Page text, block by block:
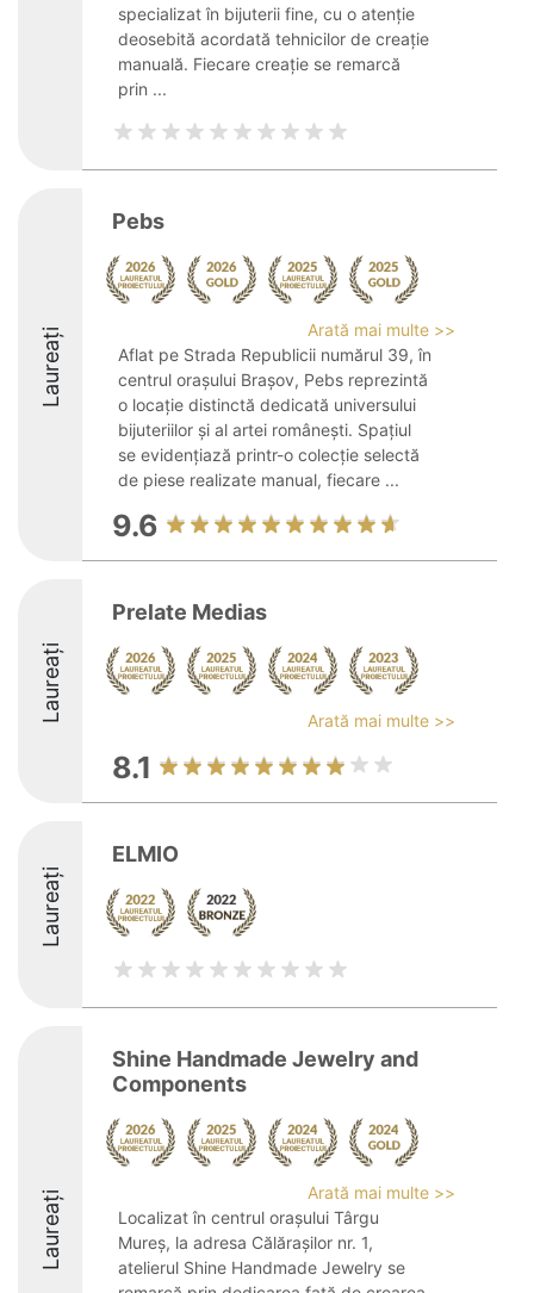
specializat în bijuterii fine, cu o atenție
deosebită acordată tehnicilor de creație
manuală. Fiecare creație se remarcă
prin ...
Laureați
Pebs
Arată mai multe >>
Aflat pe Strada Republicii numărul 39, în
centrul orașului Brașov, Pebs reprezintă
o locație distinctă dedicată universului
bijuteriilor și al artei românești. Spațiul
se evidențiază printr-o colecție selectă
de piese realizate manual, fiecare ...
9.6
Laureați
Prelate Medias
Arată mai multe >>
8.1
Laureați
ELMIO
Laureați
Shine Handmade Jewelry and
Components
Arată mai multe >>
Localizat în centrul orașului Târgu
Mureș, la adresa Călărașilor nr. 1,
atelierul Shine Handmade Jewelry se